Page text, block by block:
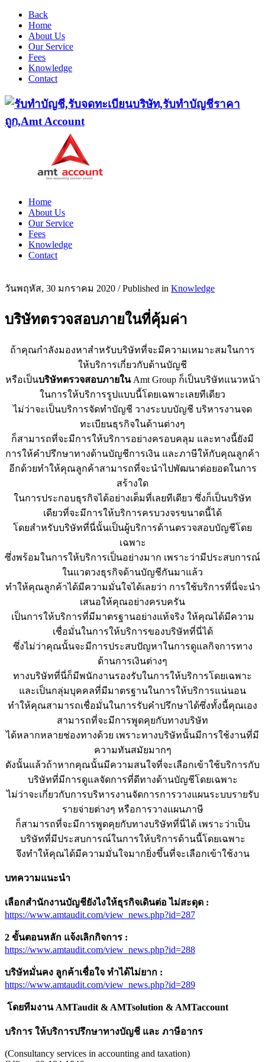
Back
Home
About Us
Our Service
Fees
Knowledge
Contact
Home
About Us
Our Service
Fees
Knowledge
Contact
วันพฤหัส, 30 มกราคม 2020 /Published in Knowledge
บริษัทตรวจสอบภายในที่คุ้มค่า
ถ้าคุณกำลังมองหาสำหรับบริษัทที่จะมีความเหมาะสมในการ
ให้บริการเกี่ยวกับด้านบัญชี
หรือเป็นบริษัทตรวจสอบภายใน Amt Group ก็เป็นบริษัทแนวหน้า
ในการให้บริการรูปแบบนี้โดยเฉพาะเลยทีเดียว
ไม่ว่าจะเป็นบริการจัดทำบัญชี วางระบบบัญชี บริหารงานจด
ทะเบียนธุรกิจในด้านต่างๆ
ก็สามารถที่จะมีการให้บริการอย่างครอบคลุม และทางนี้ยังมี
การให้คำปรึกษาทางด้านบัญชีการเงิน และภาษีให้กับคุณลูกค้า
อีกด้วยทำให้คุณลูกค้าสามารถที่จะนำไปพัฒนาต่อยอดในการ
สร้างใด
ในการประกอบธุรกิจได้อย่างเต็มที่เลยทีเดียว ซึ่งก็เป็นบริษัท
เดียวที่จะมีการให้บริการครบวงจรขนาดนี้ได้
โดยสำหรับบริษัทที่นี่นั้นเป็นผู้บริการด้านตรวจสอบบัญชีโดย
เฉพาะ
ซึ่งพร้อมในการให้บริการเป็นอย่างมาก เพราะว่ามีประสบการณ์
ในแวดวงธุรกิจด้านบัญชีกันมาแล้ว
ทำให้คุณลูกค้าได้มีความมั่นใจได้เลยว่า การใช้บริการที่นี่จะนำ
เสนอให้คุณอย่างครบครัน
เป็นการให้บริการที่มีมาตรฐานอย่างแท้จริง ให้คุณได้มีความ
เชื่อมั่นในการให้บริการของบริษัทที่นี่ได้
ซึ่งไม่ว่าคุณนั้นจะมีการประสบปัญหาในการดูแลกิจการทาง
ด้านการเงินต่างๆ
ทางบริษัทที่นี่ก็มีพนักงานรองรับในการให้บริการโดยเฉพาะ
และเป็นกลุ่มบุคคลที่มีมาตรฐานในการให้บริการแน่นอน
ทำให้คุณสามารถเชื่อมั่นในการรับคำปรึกษาได้ซึ่งทั้งนี้คุณเอง
สามารถที่จะมีการพูดคุยกับทางบริษัท
ได้หลากหลายช่องทางด้วย เพราะทางบริษัทนั้นมีการใช้งานที่มี
ความทันสมัยมากๆ
ดังนั้นแล้วถ้าหากคุณนั้นมีความสนใจที่จะเลือกเข้าใช้บริการกับ
บริษัทที่มีการดูแลจัดการที่ดีทางด้านบัญชีโดยเฉพาะ
ไม่ว่าจะเกี่ยวกับการบริหารงานจัดการการวางแผนระบบรายรับ
รายจ่ายต่างๆ หรือการวางแผนภาษี
ก็สามารถที่จะมีการพูดคุยกับทางบริษัทที่นี่ได้ เพราะว่าเป็น
บริษัทที่มีประสบการณ์ในการให้บริการด้านนี้โดยเฉพาะ
จึงทำให้คุณได้มีความมั่นใจมากยิ่งขึ้นที่จะเลือกเข้าใช้งาน
บทความแนะนำ
เลือกสำนักงานบัญชียังไงให้ธุรกิจเดินต่อ ไม่สะดุด :
https://www.amtaudit.com/view_news.php?id=287
2 ขั้นตอนหลัก แจ้งเลิกกิจการ :
https://www.amtaudit.com/view_news.php?id=288
บริษัทมั่นคง ลูกค้าเชื่อใจ ทำได้ไม่ยาก :
https://www.amtaudit.com/view_news.php?id=289
โดยทีมงานAMTaudit & AMTsolution & AMTaccount
บริการ ให้บริการปรึกษาทางบัญชี และ ภาษีอากร
(Consultancy services in accounting and taxation)